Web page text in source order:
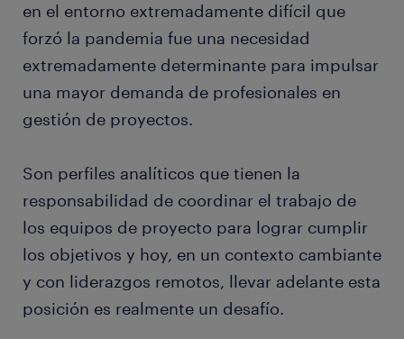
en el entorno extremadamente difícil que
forzó la pandemia fue una necesidad
extremadamente determinante para impulsar
una mayor demanda de profesionales en
gestión de proyectos.
Son perfiles analíticos que tienen la
responsabilidad de coordinar el trabajo de
los equipos de proyecto para lograr cumplir
los objetivos y hoy, en un contexto cambiante
y con liderazgos remotos, llevar adelante esta
posición es realmente un desafío.